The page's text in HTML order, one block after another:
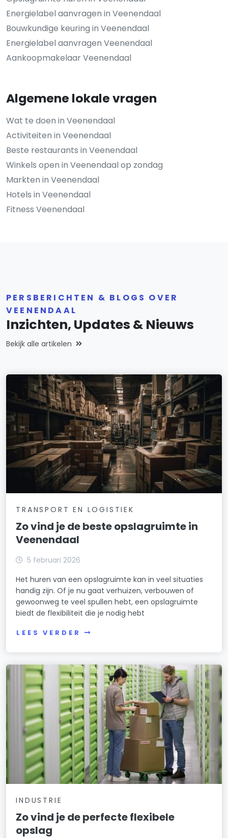
Energielabel aanvragen in Veenendaal
Bouwkundige keuring in Veenendaal
Energielabel aanvragen Veenendaal
Aankoopmakelaar Veenendaal
Algemene lokale vragen
Wat te doen in Veenendaal
Activiteiten in Veenendaal
Beste restaurants in Veenendaal
Winkels open in Veenendaal op zondag
Markten in Veenendaal
Hotels in Veenendaal
Fitness Veenendaal
PERSBERICHTEN & BLOGS OVER
VEENENDAAL
Inzichten, Updates & Nieuws
Bekijk alle artikelen
TRANSPORT EN LOGISTIEK
Zo vind je de beste opslagruimte in
Veenendaal
5 februari 2026
Het huren van een opslagruimte kan in veel situaties
handig zijn. Of je nu gaat verhuizen, verbouwen of
gewoonweg te veel spullen hebt, een opslagruimte
biedt de flexibiliteit die je nodig hebt
LEES VERDER
INDUSTRIE
Zo vind je de perfecte flexibele
opslag